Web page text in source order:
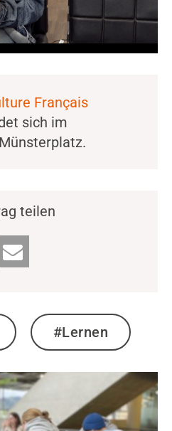
Français
sich im
teilen
#Lernen